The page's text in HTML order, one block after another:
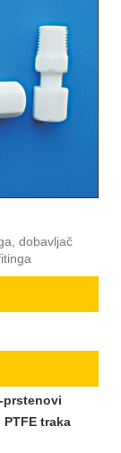
dobavljač
prstenovi
PTFE traka